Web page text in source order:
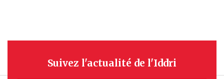
Suivez l'actualité de l'Iddri